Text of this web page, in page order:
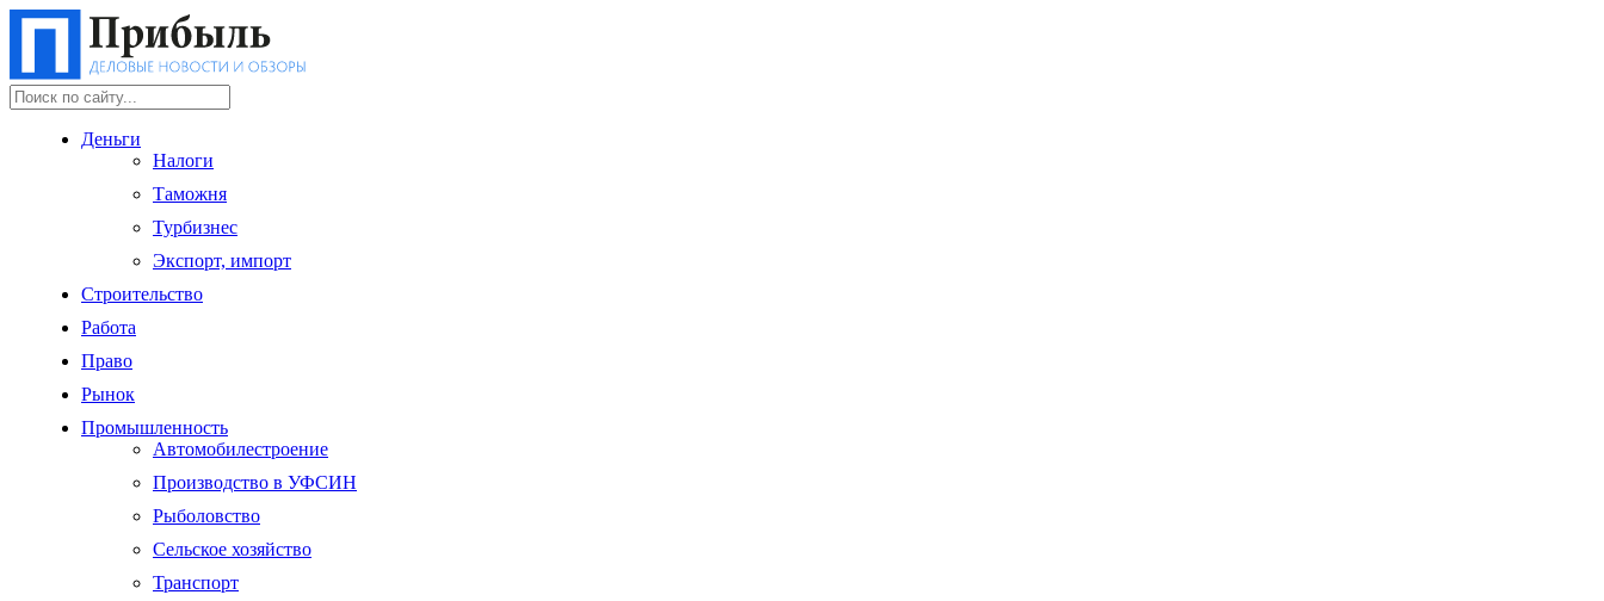
Деньги
Налоги
Таможня
Турбизнес
Экспорт, импорт
Строительство
Работа
Право
Рынок
Промышленность
Автомобилестроение
Производство в УФСИН
Рыболовство
Сельское хозяйство
Транспорт